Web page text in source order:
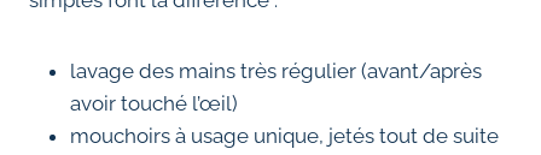
lavage des mains très régulier (avant/après
avoir touché l’œil)
mouchoirs à usage unique, jetés tout de suite